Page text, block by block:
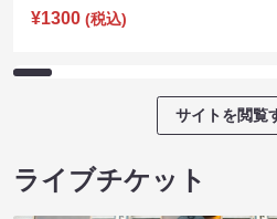
¥1300 (税込)
サイトを閲覧
ライブチケット